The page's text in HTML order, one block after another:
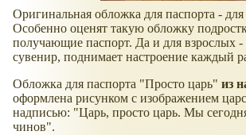
Оригинальная обложка для паспорта -
Особенно оценят такую обложку
получающие паспорт. Да и для взрослых
сувенир, поднимает настроение каждый
Обложка для паспорта "Просто царь" из
оформлена рисунком с изображением
надписью: "Царь, просто царь. Мы
чинов".